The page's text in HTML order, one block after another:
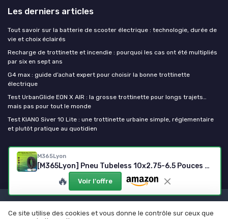
M365Lyon
[M365Lyon] Pneu Tubeless 10x2.75-6.5 Pouces pour Trottinettes Electrique UrbanGlide E-CROSS 2x2 All Road 5, E-CROSSE MAX, Speedway 5 - Rockway - Crossover - Dualtron 3, kukirin G2 (1xTire)
🔥 Voir l'offre
Les derniers articles
Tout savoir sur la batterie de scooter électrique : technologie, durée de
vie et choix éclairés
Recharge de trottinette et incendie : pourquoi les cas ont été multipliés
par six en sept ans
G4 max : guide d’achat expert pour choisir la bonne trottinette
électrique
Test UrbanGlide EON X AIR : la grosse trottinette pour longs trajets…
mais pas pour tout le monde
Test KIANO Siver 10 Lite : une trottinette urbaine simple, réglementaire
et plutôt pratique au quotidien
Ma trottinette electrique
Ce site utilise des cookies et vous donne le contrôle sur ceux que